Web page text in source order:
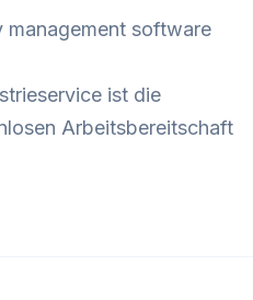
management software
ist die
Arbeitsbereitschaft